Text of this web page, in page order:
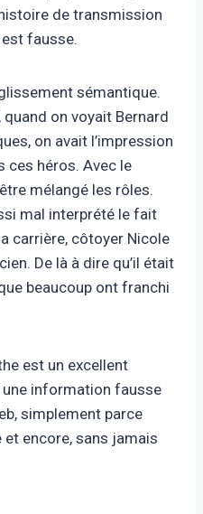
de transmission
fausse.
sémantique.
on voyait Bernard
on avait l’impression
ces héros. Avec le
mélangé les rôles.
mal interprété le fait
carrière, côtoyer Nicole
De là à dire qu’il était
beaucoup ont franchi
est un excellent
information fausse
simplement parce
et encore, sans jamais